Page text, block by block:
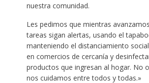
nuestra comunidad.
Les pedimos que mientras
tareas sigan alertas, usando el
manteniendo el distanciamiento
en comercios de cercanía y
productos que ingresan al hogar. No
nos cuidamos entre todos y todas.»